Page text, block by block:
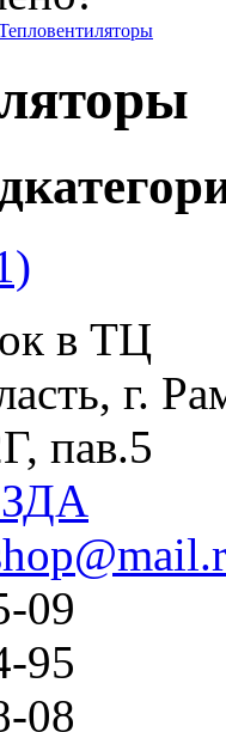
в ТЦ
г.
пав.5
09
95
08